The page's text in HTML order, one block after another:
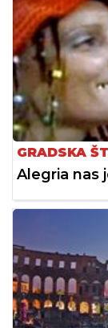
GRADSKA
Alegria nas